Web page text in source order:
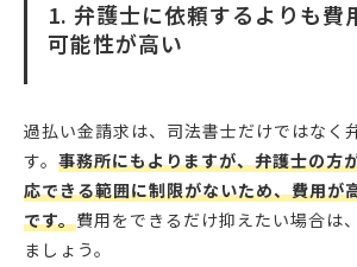
1. 弁護士に依頼するよりも費
可能性が高い
過払い金請求は、司法書士だけではなく
す。 事務所にもよりますが、弁護士の方
応できる範囲に制限がないため、費用が
です。費用をできるだけ抑えたい場合は
ましょう。